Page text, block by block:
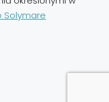
Solymare